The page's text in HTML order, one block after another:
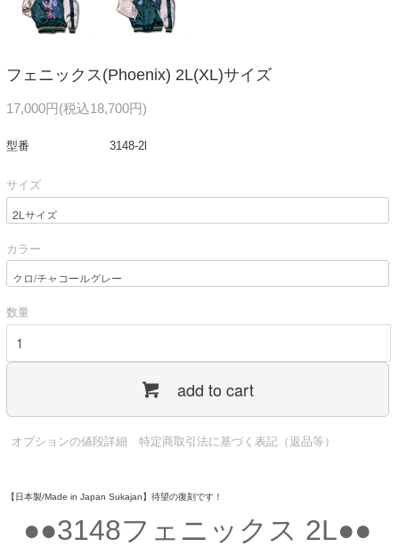
フェニックス(Phoenix) 2L(XL)サイズ
17,000円(税込18,700円)
型番 3148-2l
サイズ
カラー
数量
add to cart
オプションの値段詳細 特定商取引法に基づく表記（返品等）
【日本製/Made in Japan Sukajan】待望の復刻です！
●●3148フェニックス 2L●●